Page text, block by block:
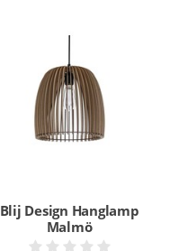
Blij Design Hanglamp
Malmö